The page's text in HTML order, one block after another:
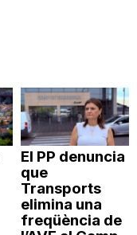
El PP denuncia
que
Transports
elimina una
freqüència de